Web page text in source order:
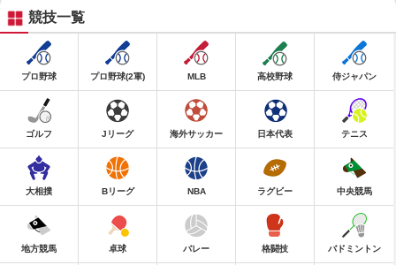
競技一覧
プロ野球 プロ野球(2軍) MLB 高校野球 侍ジャパン
ゴルフ Jリーグ 海外サッカー 日本代表 テニス
大相撲 Bリーグ NBA ラグビー 中央競馬
地方競馬 卓球 バレー 格闘技 バドミントン